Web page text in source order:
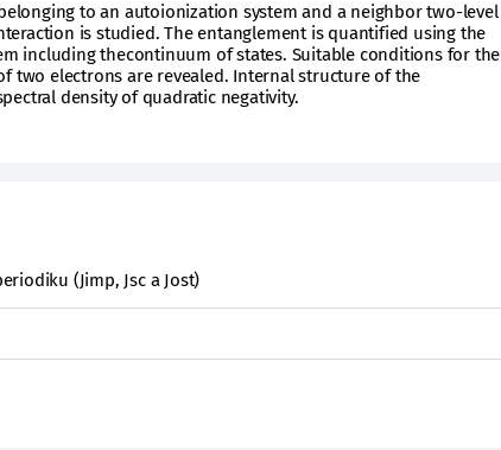
to an autoionization system and a neighbor two-level
is studied. The entanglement is quantified using the
including thecontinuum of states. Suitable conditions for the
two electrons are revealed. Internal structure of the
density of quadratic negativity.
(Jimp, Jsc a Jost)